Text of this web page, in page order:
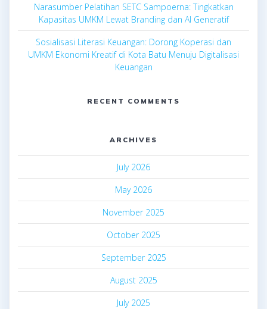
Narasumber Pelatihan SETC Sampoerna: Tingkatkan
Kapasitas UMKM Lewat Branding dan AI Generatif
Sosialisasi Literasi Keuangan: Dorong Koperasi dan
UMKM Ekonomi Kreatif di Kota Batu Menuju Digitalisasi
Keuangan
RECENT COMMENTS
ARCHIVES
July 2026
May 2026
November 2025
October 2025
September 2025
August 2025
July 2025